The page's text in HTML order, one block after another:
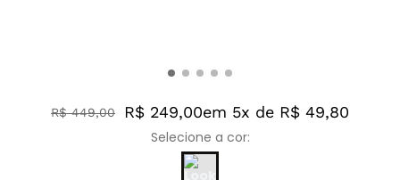
R$ 449,00 R$ 249,00em 5x de R$ 49,80